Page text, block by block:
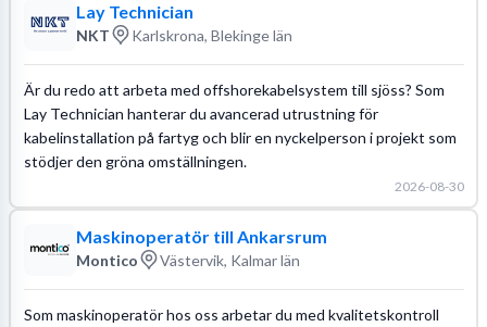
Lay Technician
NKT Karlskrona, Blekinge län
Är du redo att arbeta med offshorekabelsystem till sjöss? Som
Lay Technician hanterar du avancerad utrustning för
kabelinstallation på fartyg och blir en nyckelperson i projekt som
stödjer den gröna omställningen.
2026-08-30
Maskinoperatör till Ankarsrum
Montico Västervik, Kalmar län
Som maskinoperatör hos oss arbetar du med kvalitetskontroll